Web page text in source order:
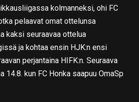
kolmanneksi, ohi FC
pelaavat omat ottelunsa
kaksi seuraavaa ottelua
ja kohtaa ensin HJK:n ensi
perjantaina HIFK:n. Seuraava
14.8. kun FC Honka saapuu OmaSp